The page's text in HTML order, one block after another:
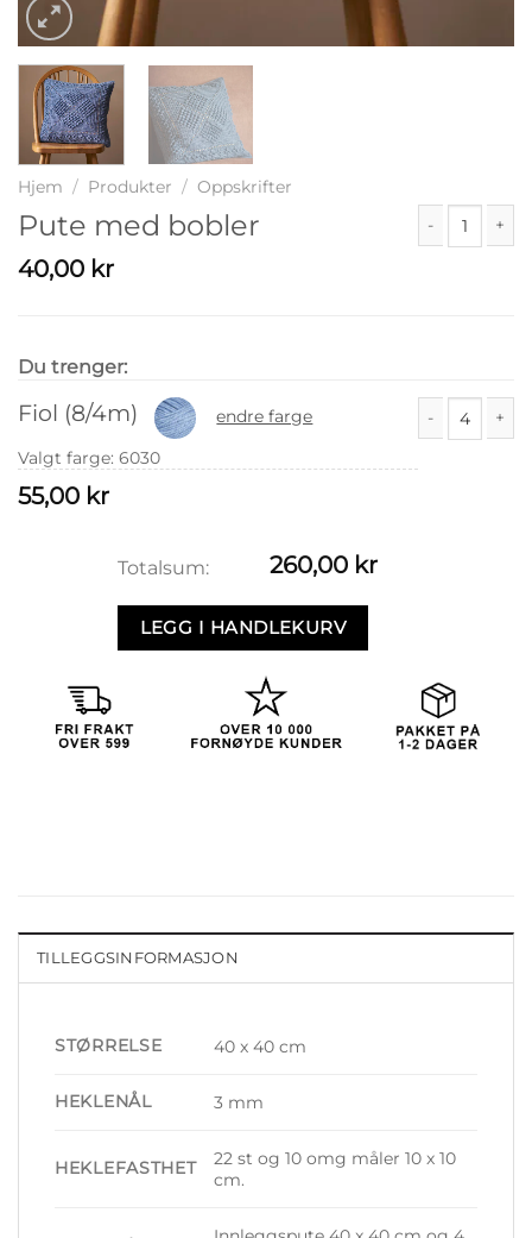
Hjem / Produkter / Oppskrifter
Pute med bobler
40,00 kr
Du trenger:
Fiol (8/4m)
endre farge
Valgt farge: 6030
55,00 kr
Totalsum: 260,00 kr
LEGG I HANDLEKURV
TILLEGGSINFORMASJON
STØRRELSE 40 x 40 cm
HEKLENÅL 3 mm
HEKLEFASTHET
22 st og 10 omg måler 10 x 10
cm.